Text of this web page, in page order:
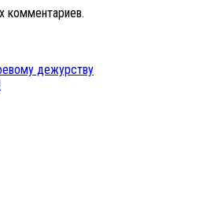
комментариев.
дежурству